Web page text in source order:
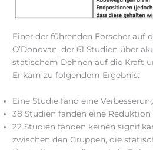
Einer der führenden Forscher auf
O’Donovan, der 61 Studien über
statischem Dehnen auf die Kraft
Er kam zu folgendem Ergebnis:
Eine Studie fand eine
38 Studien fanden eine Reduktion
22 Studien fanden keinen
zwischen den Gruppen, die